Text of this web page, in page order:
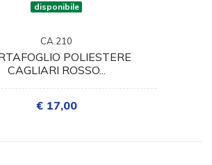
disponibile
CA.210
POLIESTERE
CAGLIARI ROSSO...
€ 17,00